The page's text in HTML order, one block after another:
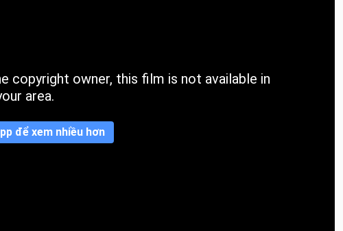
copyright owner, this film is not available in
area.
để xem nhiều hơn